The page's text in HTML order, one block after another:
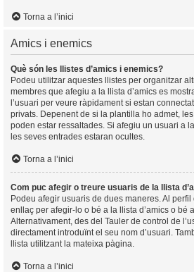
Torna a l’inici
Amics i enemics
Què són les llistes d’amics i enemics?
Podeu utilitzar aquestes llistes per organitzar
membres que afegiu a la llista d’amics es
l’usuari per veure ràpidament si estan
privats. Depenent de si la plantilla ho admet,
poden estar ressaltades. Si afegiu un usuari a
les seves entrades estaran ocultes.
Torna a l’inici
Com puc afegir o treure usuaris de la llista
Podeu afegir usuaris de dues maneres. Al
enllaç per afegir-lo o bé a la llista d’amics o bé
Alternativament, des del Tauler de control de
directament introduïnt el seu nom d’usuari.
llista utilitzant la mateixa pàgina.
Torna a l’inici